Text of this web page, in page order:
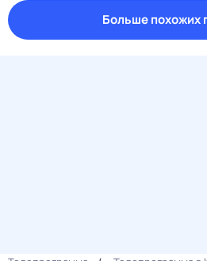
Больше похожих